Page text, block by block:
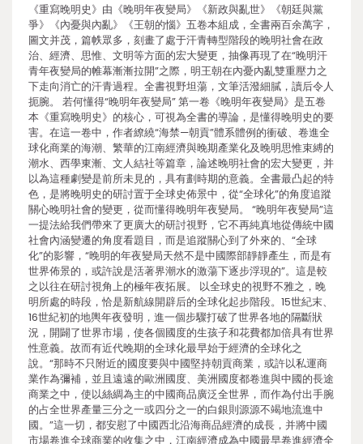
《重寫晚明史》由《晚明年夜變局》《新政與亂世》《朝廷與黨
爭》《內憂與內亂》《王朝的惱》五卷本組成，全書兩百余萬字，
圖文并茂，篇帙眾多，刻畫了處于汗青轉型階段的晚明社會在政
治、經濟、思惟、文明等方面的宏大變更，抽像再現了在“晚明汗
青年夜變局的帷幕漸漸拉開”之際，明王朝在內憂內亂雙重壓力之
下走向消亡的汗青過程。全書視野坦蕩，文筆活潑細膩，讀后令人
扼腕。 若何懂得“晚明年夜變局” 第一卷《晚明年夜變局》是五卷
本《重寫晚明史》的核心，可視為全書的導論，是懂得晚明史的要
害。在這一卷中，作者繚繞“海禁—朝貢”體系體例的衝破、卷進全
球化商業的海潮、繁華的江南經濟與晚期產業化及晚明思惟束縛的
潮水、西學東漸、文人結社等篇章，論述晚明社會的宏大變更，并
以為這種劇變是前所未見的，具有劃時期的意義。全書最凸起的特
色，是將晚明史的研討置于全球史佈景中，從“全球化”的角度追蹤
關心晚明社會的變更，從而懂得晚明年夜變局。 “晚明年夜變局”這
一提法給我們帶來了更廣大的研討視野，它不再純真地從傳統中國
社會內涵變遷的角度看題目，而是追蹤關心到了外來的、“全球
化”的影響，“晚明的年夜變局天然不是中國際部靜靜產生，而是有
世界佈景的，或許說是活著界潮水的激蕩下逐步浮現的”。這是較
之以往在研討視角上的極年夜拓展。 以全球史的視野不雅之，晚
明所處的時段，恰是新航線開辟后的全球化起步階段。15世紀末、
16世紀初的地輿年夜發明，進一個步驟打破了世界各地的隔斷狀
況，開闢了世界市場，使各個國度的生孩子和花費都加倍具有世界
性意義。故而有近代晚期的全球化最早始于經濟的全球化之
說。“那時不只附近的國度要與中國堅持朝貢商業，或許以私運商
業作為彌補，並且遠遠的歐洲國度、美洲國度都卷進與中國的長途
商業之中，使以絲綢為主的中國商品廣泛全世界，而作為付出手腕
的占全世界產量三分之一或四分之一的白銀則源源不竭地流進中
國。”這一切，都安慰了中國西北沿海商品經濟的成長，并將中國
市場卷進全球商業的收集之中，江南經濟成為中國最早卷進經濟全